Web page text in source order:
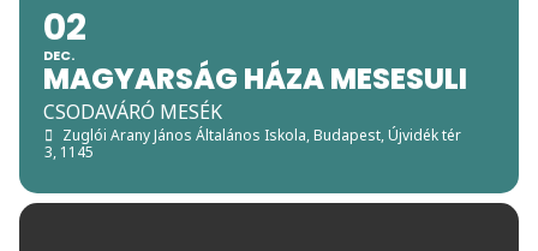
02
DEC.
MAGYARSÁG HÁZA MESESULI
CSODAVÁRÓ MESÉK
Zuglói Arany János Általános Iskola, Budapest, Újvidék tér
3, 1145